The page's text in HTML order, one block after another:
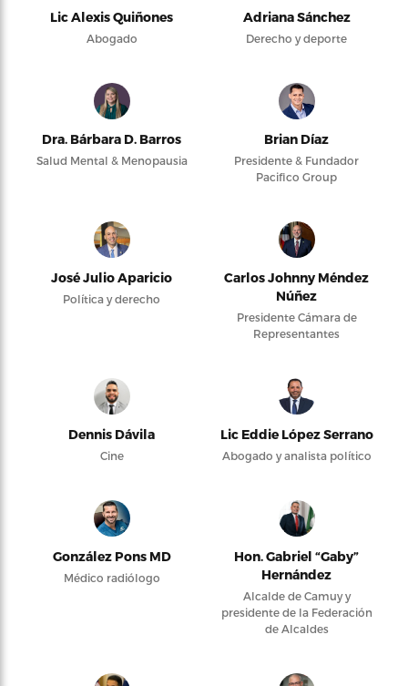
Lic Alexis Quiñones
Abogado
Adriana Sánchez
Derecho y deporte
Dra. Bárbara D. Barros
Salud Mental & Menopausia
Brian Díaz
Presidente & Fundador
Pacifico Group
José Julio Aparicio
Política y derecho
Carlos Johnny Méndez
Núñez
Presidente Cámara de
Representantes
Dennis Dávila
Cine
Lic Eddie López Serrano
Abogado y analista político
González Pons MD
Médico radiólogo
Hon. Gabriel “Gaby”
Hernández
Alcalde de Camuy y
presidente de la Federación
de Alcaldes